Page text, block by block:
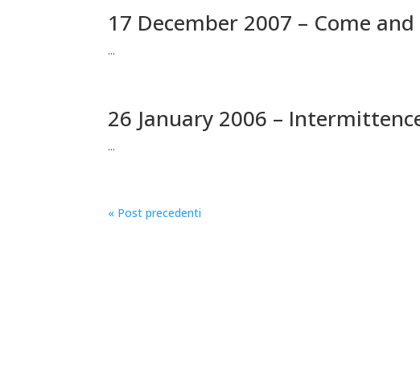
17 December 2007 – Come
...
26 January 2006 –
...
« Post precedenti